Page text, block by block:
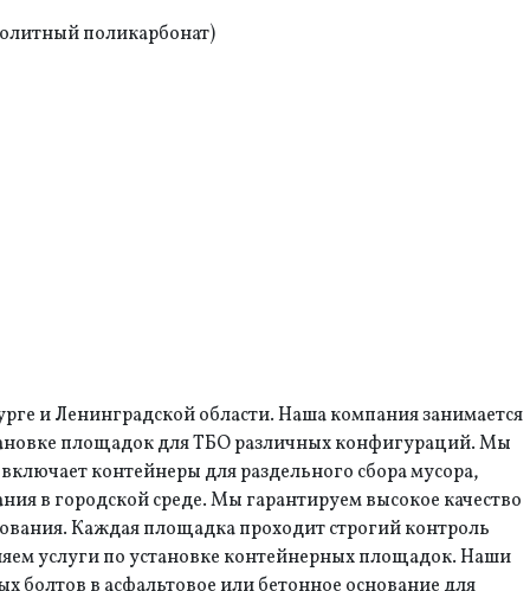
поликарбонат)
и Ленинградской области. Наша компания занимается
площадок для ТБО различных конфигураций. Мы
контейнеры для раздельного сбора мусора,
в городской среде. Мы гарантируем высокое качество
Каждая площадка проходит строгий контроль
услуги по установке контейнерных площадок. Наши